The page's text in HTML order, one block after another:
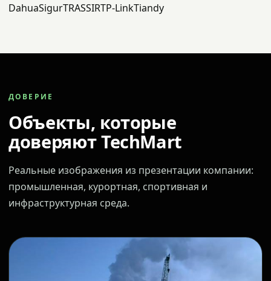
DahuaSigurTRASSIRTP-LinkTiandy
ДОВЕРИЕ
Объекты, которые
доверяют TechMart
Реальные изображения из презентации компании:
промышленная, курортная, спортивная и
инфраструктурная среда.